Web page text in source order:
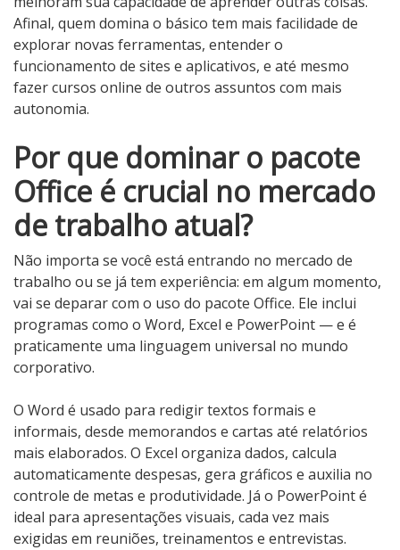
Afinal, quem domina o básico tem mais facilidade de
explorar novas ferramentas, entender o
funcionamento de sites e aplicativos, e até mesmo
fazer cursos online de outros assuntos com mais
autonomia.
Por que dominar o pacote
Office é crucial no mercado
de trabalho atual?
Não importa se você está entrando no mercado de
trabalho ou se já tem experiência: em algum momento,
vai se deparar com o uso do pacote Office. Ele inclui
programas como o Word, Excel e PowerPoint — e é
praticamente uma linguagem universal no mundo
corporativo.
O Word é usado para redigir textos formais e
informais, desde memorandos e cartas até relatórios
mais elaborados. O Excel organiza dados, calcula
automaticamente despesas, gera gráficos e auxilia no
controle de metas e produtividade. Já o PowerPoint é
ideal para apresentações visuais, cada vez mais
exigidas em reuniões, treinamentos e entrevistas.